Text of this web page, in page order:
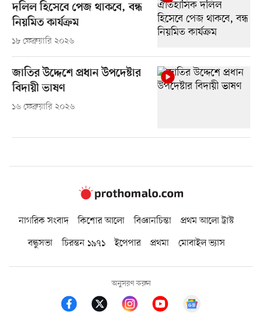
দলিল হিসেবে পেজ থাকবে, বন্ধ
নিয়মিত কার্যক্রম
১৮ ফেব্রুয়ারি ২০২৬
জাতির উদ্দেশে প্রধান উপদেষ্টার
বিদায়ী ভাষণ
১৬ ফেব্রুয়ারি ২০২৬
নাগরিক সংবাদ কিশোর আলো বিজ্ঞানচিন্তা
প্রথম আলো ট্রাস্ট
বন্ধুসভা
চিরন্তন ১৯৭১ ইপেপার প্রথমা মোবাইল ভ্যাস
অনুসরণ করুন